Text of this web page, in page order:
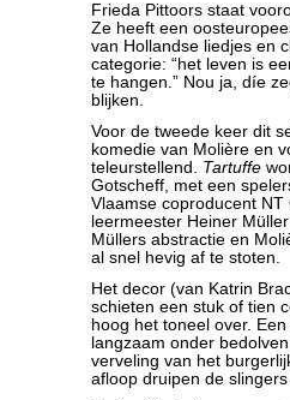
Frieda Pittoors staat
Ze heeft een
van Hollandse liedjes en
categorie: “het leven is
te hangen.” Nou ja, díe
blijken.
Voor de tweede keer dit
komedie van Molière en
teleurstellend. Tartuffe
Gotscheff, met een
Vlaamse coproducent
leermeester Heiner
Müllers abstractie en
al snel hevig af te stoten.
Het decor (van Katrin
schieten een stuk of tien
hoog het toneel over.
langzaam onder
verveling van het
afloop druipen de